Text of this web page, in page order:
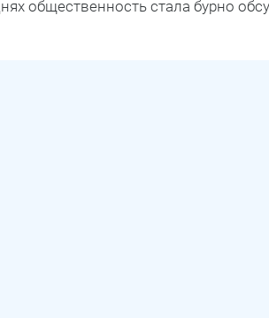
общественность стала бурно